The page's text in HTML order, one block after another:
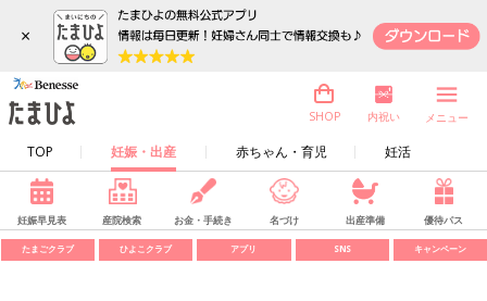
×
TOP 妊娠・出産 赤ちゃん・育児 妊活
SHOP 内祝い メニュー
妊娠早見表 産院検索 お金・手続き 名づけ 出産準備 優待パス
たまごクラブ ひよこクラブ アプリ SNS キャンペーン